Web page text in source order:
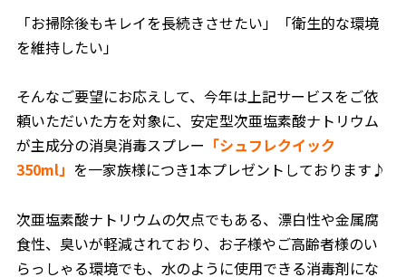
「お掃除後もキレイを長続きさせたい」「衛生的な環境
を維持したい」
そんなご要望にお応えして、今年は上記サービスをご依
頼いただいた方を対象に、安定型次亜塩素酸ナトリウム
が主成分の消臭消毒スプレー 「シュフレクイック
350ml」 を一家族様につき1本プレゼントしております♪
次亜塩素酸ナトリウムの欠点でもある、漂白性や金属腐
食性、臭いが軽減されており、お子様やご高齢者様のい
らっしゃる環境でも、水のように使用できる消毒剤にな